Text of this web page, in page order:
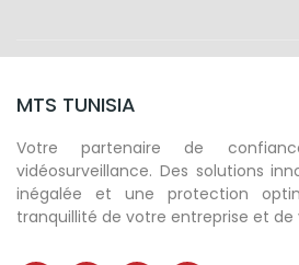
MTS TUNISIA
Votre partenaire de
vidéosurveillance. Des solutions
inégalée et une protection
tranquillité de votre entreprise et de